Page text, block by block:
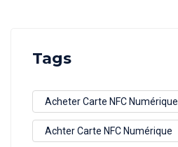
Tags
Acheter Carte NFC Numérique
Achter Carte NFC Numérique